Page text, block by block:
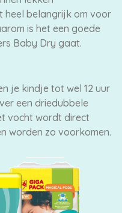
heel belangrijk om voor
is het een goede
Baby Dry gaat.
je kindje tot wel 12 uur
een driedubbele
vocht wordt direct
worden zo voorkomen.